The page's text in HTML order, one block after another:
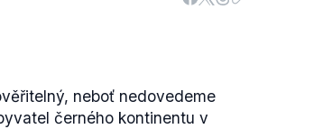
a o zemích V4 se vůbec
v této, ale i v
potřebuje společného ducha,
i silou. Nemůže se stát,
říkají, že v v 21. století, v
neboť nedovedeme
černého kontinentu v